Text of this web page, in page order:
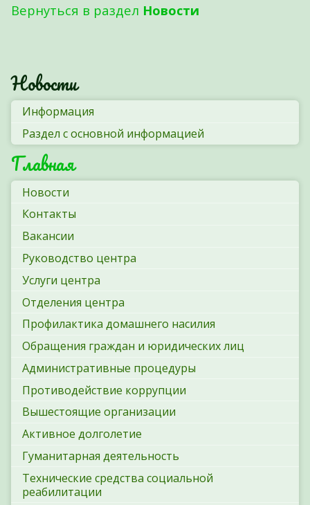
Вернуться в раздел Новости
Новости
Информация
Раздел с основной информацией
Главная
Новости
Контакты
Вакансии
Руководство центра
Услуги центра
Отделения центра
Профилактика домашнего насилия
Обращения граждан и юридических лиц
Административные процедуры
Противодействие коррупции
Вышестоящие организации
Активное долголетие
Гуманитарная деятельность
Технические средства социальной
реабилитации